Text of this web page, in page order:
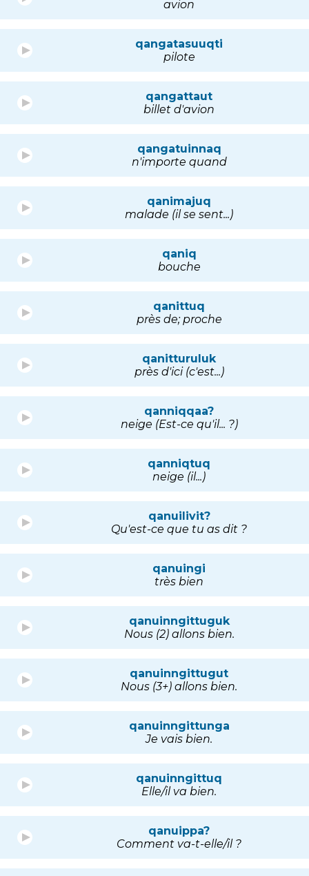
avion
qangatasuuqti
pilote
qangattaut
billet d'avion
qangatuinnaq
n'importe quand
qanimajuq
malade (il se sent...)
qaniq
bouche
qanittuq
près de; proche
qanitturuluk
près d'ici (c'est...)
qanniqqaa?
neige (Est-ce qu'il... ?)
qanniqtuq
neige (il...)
qanuilivit?
Qu'est-ce que tu as dit ?
qanuingi
très bien
qanuinngittuguk
Nous (2) allons bien.
qanuinngittugut
Nous (3+) allons bien.
qanuinngittunga
Je vais bien.
qanuinngittuq
Elle/il va bien.
qanuippa?
Comment va-t-elle/il ?